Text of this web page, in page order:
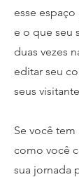
esse
e o que seu
duas vezes
editar seu
seus
Se você
como você
sua jornada